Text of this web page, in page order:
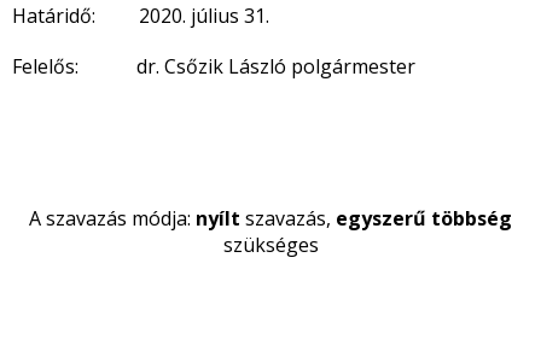
Határidő: 2020. július 31.
Felelős: dr. Csőzik László polgármester
A szavazás módja: nyílt szavazás, egyszerű többség
szükséges